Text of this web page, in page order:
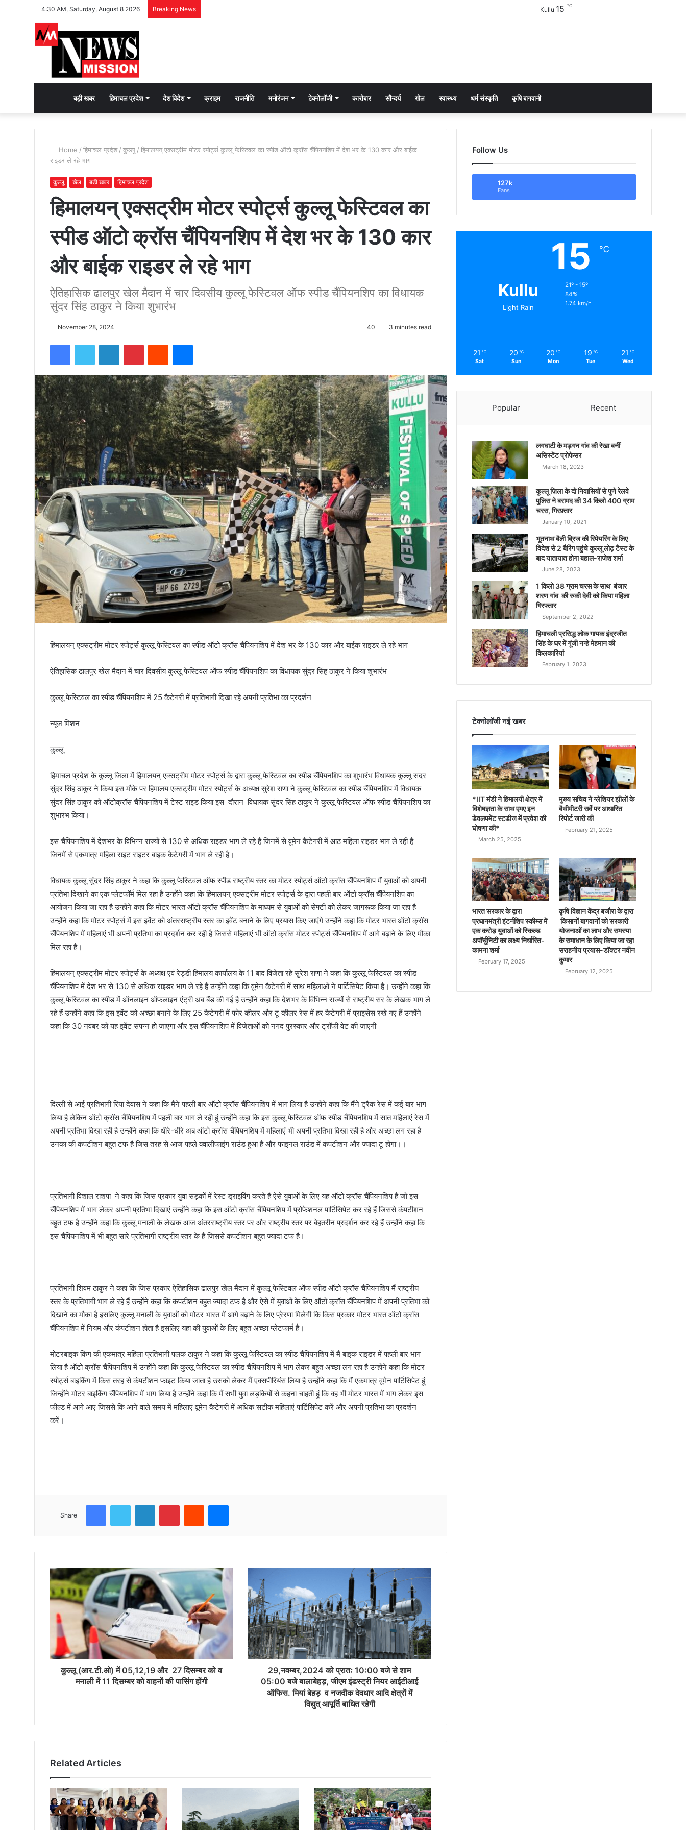
4:30 AM, Saturday, August 8 2026 Breaking News Kullu 15 ℃
भक्ति
की
भावना
फीट
उंची
चोटी
पर
फहराया
तिरंगा
बड़ी खबर हिमाचल प्रदेश देश विदेश क्राइम राजनीति मनोरंजन टेक्नोलॉजी कारोबार सौन्दर्य खेल स्वास्थ्य धर्म संस्कृति कृषि बागवानी
Home / हिमाचल प्रदेश / कुल्लू / हिमालयन् एक्सट्रीम मोटर स्पोर्ट्स कुल्लू फेस्टिवल का स्पीड ऑटो क्रॉस चैंपियनशिप में देश भर के 130 कार और बाईक
राइडर ले रहे भाग
कुल्लू खेल बड़ी खबर हिमाचल प्रदेश
हिमालयन् एक्सट्रीम मोटर स्पोर्ट्स कुल्लू फेस्टिवल का
स्पीड ऑटो क्रॉस चैंपियनशिप में देश भर के 130 कार
और बाईक राइडर ले रहे भाग
ऐतिहासिक ढालपुर खेल मैदान में चार दिवसीय कुल्लू फेस्टिवल ऑफ स्पीड चैंपियनशिप का विधायक
सुंदर सिंह ठाकुर ने किया शुभारंभ
November 28, 2024 40 3 minutes read
हिमालयन् एक्सट्रीम मोटर स्पोर्ट्स कुल्लू फेस्टिवल का स्पीड ऑटो क्रॉस चैंपियनशिप में देश भर के 130 कार और बाईक राइडर ले रहे भाग
ऐतिहासिक ढालपुर खेल मैदान में चार दिवसीय कुल्लू फेस्टिवल ऑफ स्पीड चैंपियनशिप का विधायक सुंदर सिंह ठाकुर ने किया शुभारंभ
कुल्लू फेस्टिवल का स्पीड चैंपियनशिप में 25 कैटेगरी में प्रतिभागी दिखा रहे अपनी प्रतिभा का प्रदर्शन
न्यूज मिशन
कुल्लू
हिमाचल प्रदेश के कुल्लू जिला में हिमालयन् एक्सट्रीम मोटर स्पोर्ट्स के द्वारा कुल्लू फेस्टिवल का स्पीड चैंपियनशिप का शुभारंभ विधायक कुल्लू सदर
सुंदर सिंह ठाकुर ने किया इस मौके पर हिमालय एक्सट्रीम मोटर स्पोर्ट्स के अध्यक्ष सुरेश राणा ने कुल्लू फेस्टिवल का स्पीड चैंपियनशिप में विधायक
सुंदर सिंह ठाकुर को ऑटोक्रॉस चैंपियनशिप में टेस्ट राइड किया इस दौरान विधायक सुंदर सिंह ठाकुर ने कुल्लू फेस्टिवल ऑफ स्पीड चैंपियनशिप का
शुभारंभ किया।
इस चैंपियनशिप में देशभर के विभिन्न राज्यों से 130 से अधिक राइडर भाग ले रहे हैं जिनमें से वूमेन कैटेगरी में आठ महिला राइडर भाग ले रही है
जिनमें से एकमात्र महिला राइट राइटर बाइक कैटेगरी में भाग ले रही है।
विधायक कुल्लू सुंदर सिंह ठाकुर ने कहा कि कुल्लू फेस्टिवल ऑफ स्पीड राष्ट्रीय स्तर का मोटर स्पोर्ट्स ऑटो क्रॉस चैंपियनशिप मैं युवाओं को अपनी
प्रतिभा दिखाने का एक प्लेटफॉर्म मिल रहा है उन्होंने कहा कि हिमालयन् एक्सट्रीम मोटर स्पोर्ट्स के द्वारा पहली बार ऑटो क्रॉस चैंपियनशिप का
आयोजन किया जा रहा है उन्होंने कहा कि मोटर भारत ऑटो क्रॉस चैंपियनशिप के माध्यम से युवाओं को सेफ्टी को लेकर जागरूक किया जा रहा है
उन्होंने कहा कि मोटर स्पोर्ट्स में इस इवेंट को अंतरराष्ट्रीय स्तर का इवेंट बनाने के लिए प्रयास किए जाएंगे उन्होंने कहा कि मोटर भारत ऑटो क्रॉस
चैंपियनशिप में महिलाएं भी अपनी प्रतिभा का प्रदर्शन कर रही है जिससे महिलाएं भी ऑटो क्रॉस मोटर स्पोर्ट्स चैंपियनशिप में आगे बढ़ाने के लिए मौका
मिल रहा है।
हिमालयन् एक्सट्रीम मोटर स्पोर्ट्स के अध्यक्ष एवं रेड्डी हिमालय कार्यालय के 11 बाद विजेता रहे सुरेश राणा ने कहा कि कुल्लू फेस्टिवल का स्पीड
चैंपियनशिप में देश भर से 130 से अधिक राइडर भाग ले रहे हैं उन्होंने कहा कि वूमेन कैटेगरी में साथ महिलाओं ने पार्टिसिपेट किया है। उन्होंने कहा कि
कुल्लू फेस्टिवल का स्पीड में ऑनलाइन ऑफलाइन एंट्री अब बैंड की गई है उन्होंने कहा कि देशभर के विभिन्न राज्यों से राष्ट्रीय सर के लेखक भाग ले
रहे हैं उन्होंने कहा कि इस इवेंट को अच्छा बनाने के लिए 25 कैटेगरी में फोर व्हीलर और टू व्हीलर रेस में हर कैटेगरी में प्राइसेस रखे गए हैं उन्होंने
कहा कि 30 नवंबर को यह इवेंट संपन्न हो जाएगा और इस चैंपियनशिप में विजेताओं को नगद पुरस्कार और ट्रॉफी वेट की जाएगी
दिल्ली से आई प्रतिभागी रिया देवास ने कहा कि मैंने पहली बार ऑटो क्रॉस चैंपियनशिप में भाग लिया है उन्होंने कहा कि मैंने ट्रैक रेस में कई बार भाग
लिया है लेकिन ऑटो क्रॉस चैंपियनशिप में पहली बार भाग ले रही हूं उन्होंने कहा कि इस कुल्लू फेस्टिवल ऑफ स्पीड चैंपियनशिप में सात महिलाएं रेस में
अपनी प्रतिभा दिखा रही है उन्होंने कहा कि धीरे-धीरे अब ऑटो क्रॉस चैंपियनशिप में महिलाएं भी अपनी प्रतिभा दिखा रही है और अच्छा लग रहा है
उनका की कंपटीशन बहुत टफ है जिस तरह से आज पहले क्वालीफाइंग राउंड हुआ है और फाइनल राउंड में कंपटीशन और ज्यादा टू होगा।।
प्रतिभागी विशाल राशपा ने कहा कि जिस प्रकार युवा सड़कों में रेस्ट ड्राइविंग करते हैं ऐसे युवाओं के लिए यह ऑटो क्रॉस चैंपियनशिप है जो इस
चैंपियनशिप में भाग लेकर अपनी प्रतिभा दिखाएं उन्होंने कहा कि इस ऑटो क्रॉस चैंपियनशिप में प्रोफेशनल पार्टिसिपेट कर रहे हैं जिससे कंपटीशन
बहुत टफ है उन्होंने कहा कि कुल्लू मनाली के लेखक आज अंतरराष्ट्रीय स्तर पर और राष्ट्रीय स्तर पर बेहतरीन प्रदर्शन कर रहे हैं उन्होंने कहा कि
इस चैंपियनशिप में भी बहुत सारे प्रतिभागी राष्ट्रीय स्तर के हैं जिससे कंपटीशन बहुत ज्यादा टफ है।
प्रतिभागी शिवम ठाकुर ने कहा कि जिस प्रकार ऐतिहासिक ढालपुर खेल मैदान में कुल्लू फेस्टिवल ऑफ स्पीड ऑटो क्रॉस चैंपियनशिप मैं राष्ट्रीय
स्तर के प्रतिभागी भाग ले रहे हैं उन्होंने कहा कि कंपटीशन बहुत ज्यादा टफ है और ऐसे में युवाओं के लिए ऑटो क्रॉस चैंपियनशिप में अपनी प्रतिभा को
दिखाने का मौका है इसलिए कुल्लू मनाली के युवाओं को मोटर भारत में आगे बढ़ाने के लिए प्रेरणा मिलेगी कि किस प्रकार मोटर भारत ऑटो क्रॉस
चैंपियनशिप में नियम और कंपटीशन होता है इसलिए यहां की युवाओं के लिए बहुत अच्छा प्लेटफार्म है।
मोटरबाइक किंग की एकमात्र महिला प्रतिभागी पलक ठाकुर ने कहा कि कुल्लू फेस्टिवल का स्पीड चैंपियनशिप में मैं बाइक राइडर में पहली बार भाग
लिया है ऑटो क्रॉस चैंपियनशिप में उन्होंने कहा कि कुल्लू फेस्टिवल का स्पीड चैंपियनशिप में भाग लेकर बहुत अच्छा लग रहा है उन्होंने कहा कि मोटर
स्पोर्ट्स बाइकिंग में किस तरह से कंपटीशन फाइट किया जाता है उसको लेकर मैं एक्सपीरियंस लिया है उन्होंने कहा कि मैं एकमात्र वूमेन पार्टिसिपेट हूं
जिन्होंने मोटर बाइकिंग चैंपियनशिप में भाग लिया है उन्होंने कहा कि मैं सभी युवा लड़कियों से कहना चाहती हूं कि वह भी मोटर भारत में भाग लेकर इस
फील्ड में आगे आए जिससे कि आने वाले समय में महिलाएं वूमेन कैटेगरी में अधिक सटीक महिलाएं पार्टिसिपेट करें और अपनी प्रतिभा का प्रदर्शन
करें।
Share
कुल्लू (आर.टी.ओ) में 05,12,19 और 27 दिसम्बर को व
मनाली में 11 दिसम्बर को वाहनों की पासिंग होंगी
29,नवम्बर,2024 को प्रातः 10:00 बजे से शाम
05:00 बजे बालाबेहड़, जीएम इंडस्ट्री नियर आईटीआई
ऑफिस. मियां बेहड़ व नजदीक देवधार आदि क्षेत्रों में
विद्युत् आपूर्ति बाधित रहेगी
Related Articles
Follow Us
127k
Fans
Kullu
Light Rain
15 ℃
21º - 15º
84%
1.74 km/h
21 ℃
Sat
20 ℃
Sun
20 ℃
Mon
19 ℃
Tue
21 ℃
Wed
Popular Recent
लगघाटी के मड़गन गांव की रेखा बनीं
असिस्टेंट प्रोफेसर
March 18, 2023
कुल्लू ज़िला के दो निवासियों से पुणे रेलवे
पुलिस ने बरामद की 34 किलो 400 ग्राम
चरस, गिरफ़्तार
January 10, 2021
भूतनाथ बैली ब्रिज की रिपेयरिंग के लिए
विदेश से 2 बैरिंग पहुंचे कुल्लू लोढ़ टैस्ट के
बाद यातायात होगा बहाल-राजेश शर्मा
June 28, 2023
1 किलो 38 ग्राम चरस के साथ बंजार
शरण गांव की रुकी देवी को किया महिला
गिरफ्तार
September 2, 2022
हिमाचली प्रसिद्ध लोक गायक इंद्रजीत
सिंह के घर में गूंजी नन्हे मेहमान की
किलकारियां
February 1, 2023
टेक्नोलॉजी नई खबर
*IIT मंडी ने हिमालयी क्षेत्र में
विशेषज्ञता के साथ एमए इन
डेवलपमेंट स्टडीज में प्रवेश की
घोषणा की*
March 25, 2025
मुख्य सचिव ने ग्लेशियर झीलों के
बैथीमीटरी सर्वे पर आधारित
रिपोर्ट जारी की
February 21, 2025
भारत सरकार के द्वारा
प्रधानमंत्री इंटर्नशिप स्कीम्स में
एक करोड़ युवाओं को स्किल्ड
अपॉर्चुनिटी का लक्ष्य निर्धारित-
कामना शर्मा
February 17, 2025
कृषि विज्ञान केंद्र बजौरा के द्वारा
किसानों बागवानों को सरकारी
योजनाओं का लाभ और समस्या
के समाधान के लिए किया जा रहा
सराहनीय प्रयास-डॉक्टर नवीन
कुमार
February 12, 2025